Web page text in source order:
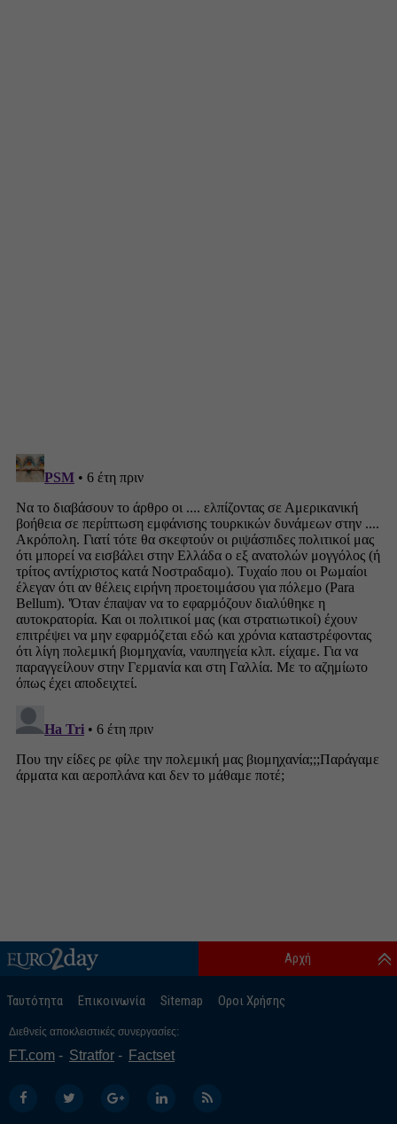
Ταυτότητα Επικοινωνία Sitemap Οροι Χρήσης
Αρχή
Διεθνείς αποκλειστικές συνεργασίες:
FT.com Stratfor Factset